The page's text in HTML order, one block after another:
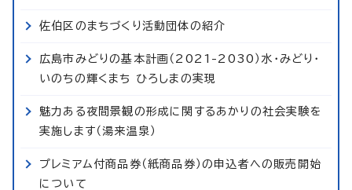
佐伯区のまちづくり活動団体の紹介
広島市みどりの基本計画（2021-2030）水・みどり・
いのちの輝くまち ひろしまの実現
魅力ある夜間景観の形成に関するあかりの社会実験を
実施します（湯来温泉）
プレミアム付商品券（紙商品券）の申込者への販売開始
について